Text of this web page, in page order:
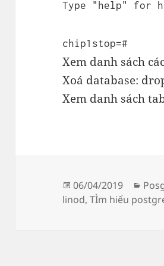
Type "help" for
chip1stop=#
Xem danh sách
Xoá database:
Xem danh sách
Đăng
vào
06/04/2019
mục
linod,TÌm hiểu